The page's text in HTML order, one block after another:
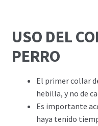
USO DEL
PERRO
El primer collar
hebilla, y no de
Es importante
haya tenido